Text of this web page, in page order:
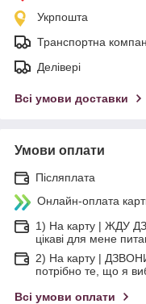
Укрпошта
Транспортна
Делівері
Всі умови доставки
Умови оплати
Післяплата
Онлайн-оплата
1) На карту | ЖДУ
цікаві для мене
2) На карту |
потрібно те, що я
Всі умови оплати